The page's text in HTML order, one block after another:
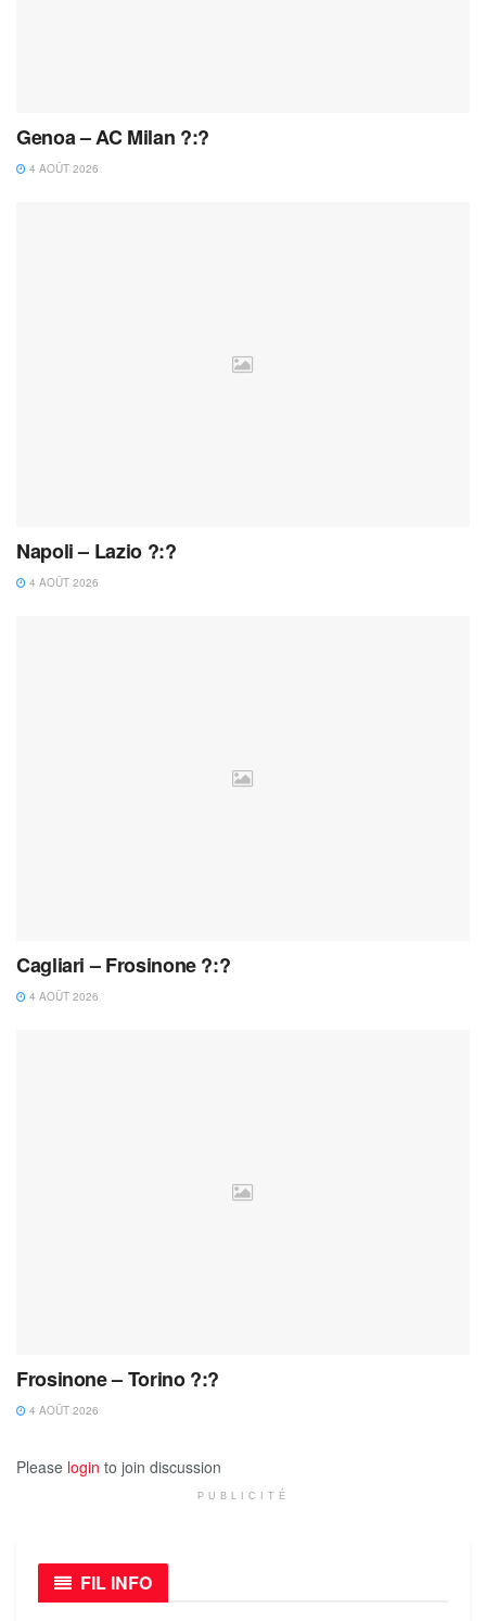
Genoa – AC Milan ?:?
4 AOÛT 2026
Napoli – Lazio ?:?
4 AOÛT 2026
Cagliari – Frosinone ?:?
4 AOÛT 2026
Frosinone – Torino ?:?
4 AOÛT 2026
Please login to join discussion
PUBLICITÉ
FIL INFO